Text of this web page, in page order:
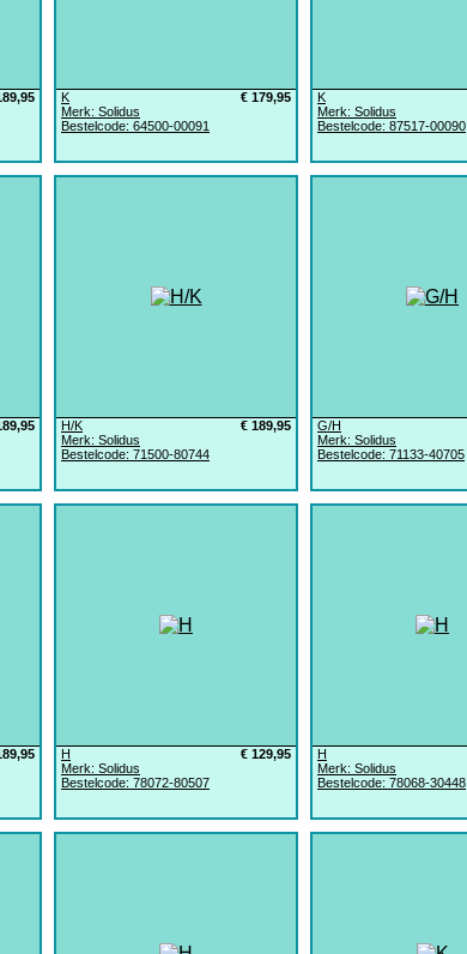
€ 179,95
K
Merk: Solidus
Bestelcode: 64500-00091
K
Merk: Solidus
Bestelcode: 87517-00090
€ 189,95
H/K
Merk: Solidus
Bestelcode: 71500-80744
G/H
Merk: Solidus
Bestelcode: 71133-40705
€ 129,95
H
Merk: Solidus
Bestelcode: 78072-80507
H
Merk: Solidus
Bestelcode: 78068-30448